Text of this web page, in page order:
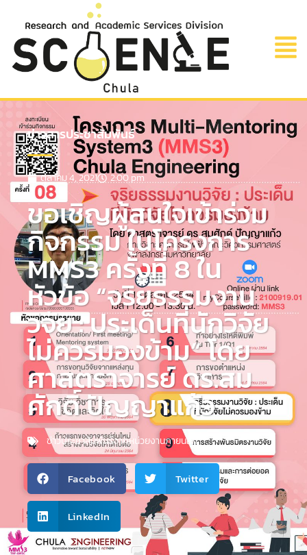
ข่าวสารประชาสัมพันธ์
ตุลาคม 4, 2021 2:00 pm
ขอเชิญผู้สนใจเข้าร่วม
กิจกรรม ในโครงการ
MMS3 ครั้งที่ 8 ใน
หัวข้อ “จริยธรรมงาน
วิจัย : ประเด็นที่นักวิจัย
ไม่ควรมองข้าม” โดย
ศาสตราจารย์ ดร.สม
ศักดิ์ ปัญญาแก้ว
ข่าวประชาสัมพันธ์จากหน่วยงานภายนอก
Facebook Twitter
LinkedIn